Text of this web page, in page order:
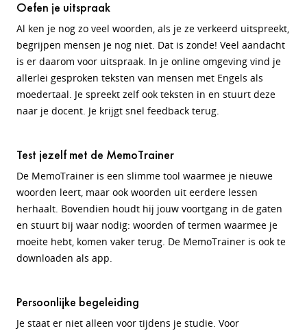
Oefen je uitspraak
Al ken je nog zo veel woorden, als je ze verkeerd uitspreekt,
begrijpen mensen je nog niet. Dat is zonde! Veel aandacht
is er daarom voor uitspraak. In je online omgeving vind je
allerlei gesproken teksten van mensen met Engels als
moedertaal. Je spreekt zelf ook teksten in en stuurt deze
naar je docent. Je krijgt snel feedback terug.
Test jezelf met de MemoTrainer
De MemoTrainer is een slimme tool waarmee je nieuwe
woorden leert, maar ook woorden uit eerdere lessen
herhaalt. Bovendien houdt hij jouw voortgang in de gaten
en stuurt bij waar nodig: woorden of termen waarmee je
moeite hebt, komen vaker terug. De MemoTrainer is ook te
downloaden als app.
Persoonlijke begeleiding
Je staat er niet alleen voor tijdens je studie. Voor